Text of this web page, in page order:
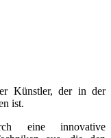
Künstler, der in der
ist.
eine innovative